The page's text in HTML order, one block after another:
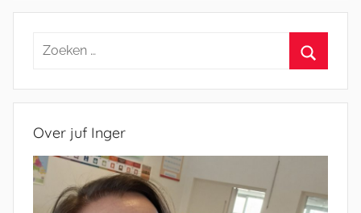
Zoeken
Over juf Inger